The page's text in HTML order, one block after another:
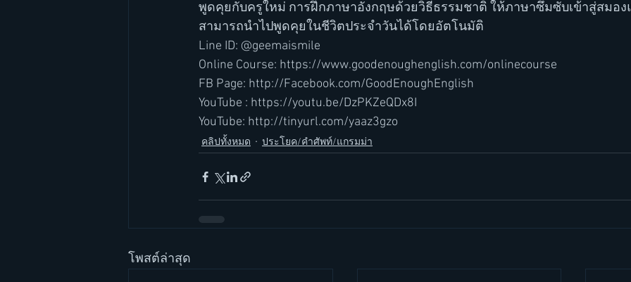
พูดคุยกับครูใหม่ การฝึกภาษาอังกฤษด้วยวิธีธรรมชาติ ให้ภาษาซึมซับเข้าสู่สมอ
สามารถนำไปพูดคุยในชีวิตประจำวันได้โดยอัตโนมัติ
Line ID: @geemaismile
Online Course: https://www.goodenoughenglish.com/onlinecourse
FB Page: http://Facebook.com/GoodEnoughEnglish
YouTube : https://youtu.be/DzPKZeQDx8I
YouTube: http://tinyurl.com/yaaz3gzo
คลิปทั้งหมด ประโยค/คำศัพท์/แกรมม่า
โพสต์ล่าสุด